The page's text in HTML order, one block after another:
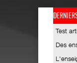
Test
Des